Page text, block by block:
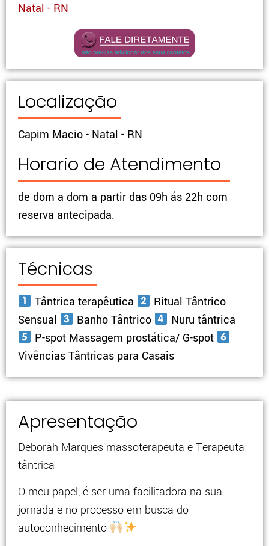
Natal - RN
Localização
Capim Macio - Natal - RN
Horario de Atendimento
de dom a dom a partir das 09h ás 22h com
reserva antecipada.
Técnicas
Tântrica terapêutica
Ritual Tântrico
Sensual
Banho Tântrico
Nuru tântrica
P-spot Massagem prostática/ G-spot
Vivências Tântricas para Casais
Apresentação
Deborah Marques massoterapeuta e Terapeuta
tântrica
O meu papel, é ser uma facilitadora na sua
jornada e no processo em busca do
autoconhecimento